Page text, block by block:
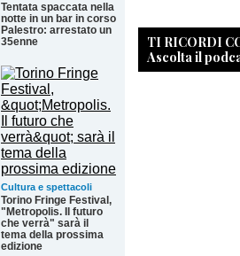
Tentata spaccata nella
notte in un bar in corso
Palestro: arrestato un
35enne
Cultura e spettacoli
Torino Fringe Festival,
"Metropolis. Il futuro
che verrà" sarà il
tema della prossima
edizione
TI RICORDI
Ascolta il